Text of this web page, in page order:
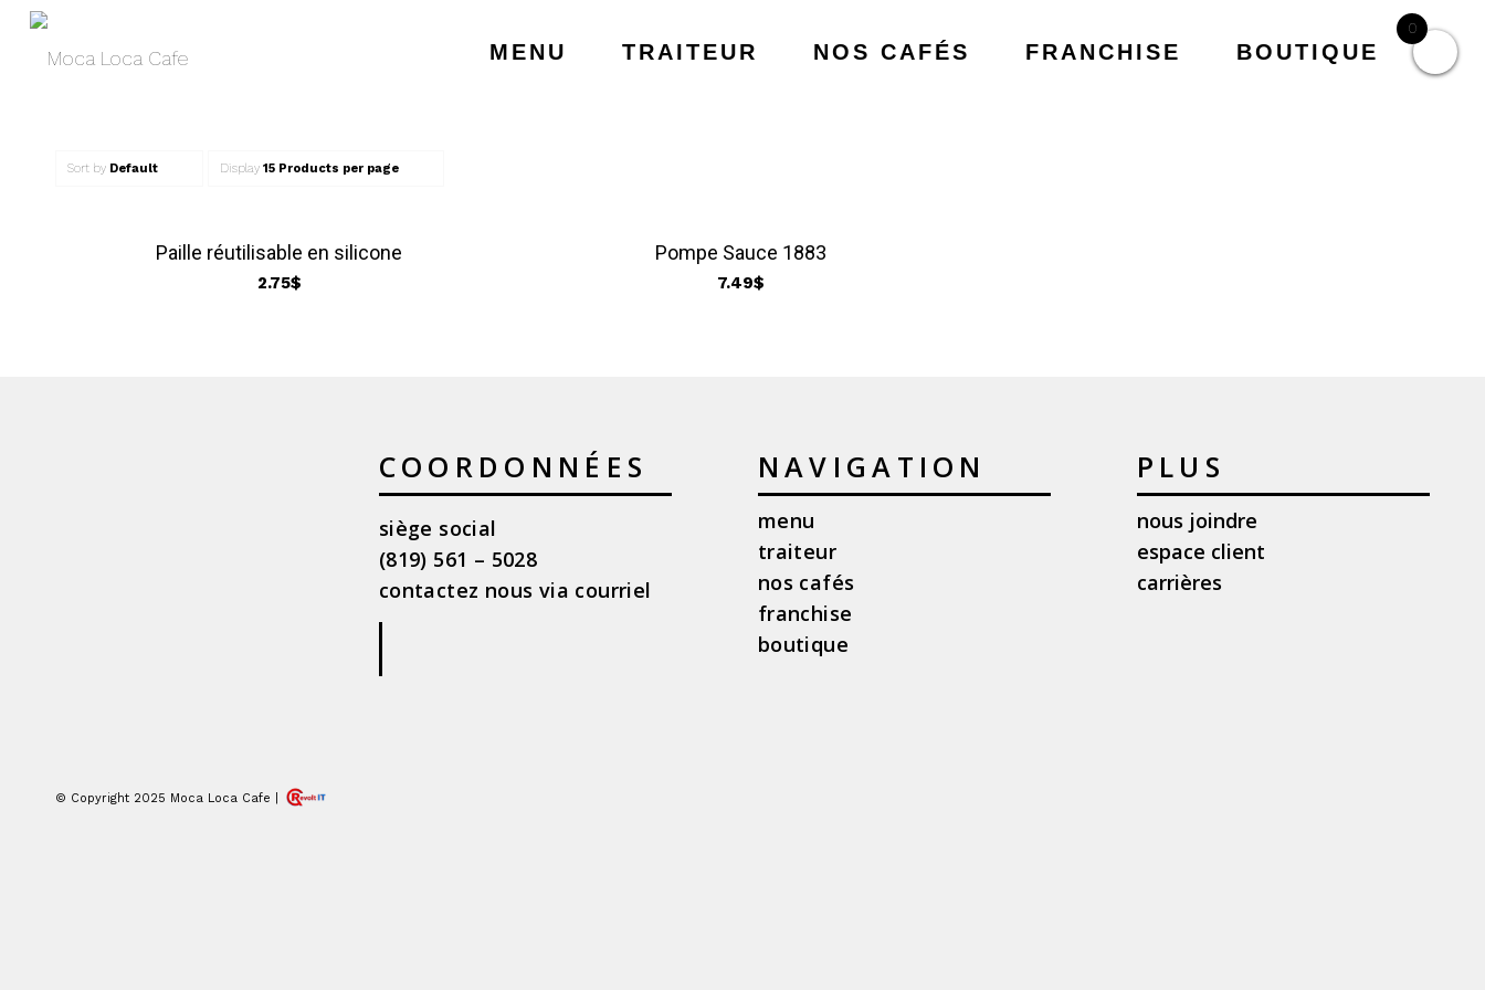
MENU TRAITEUR NOS CAFÉS FRANCHISE BOUTIQUE
Sort by Default Display 15 Products per page
Paille réutilisable en silicone
2.75$
Pompe Sauce 1883
7.49$
COORDONNÉES
siège social
(819) 561 – 5028
contactez nous via courriel
NAVIGATION
menu
traiteur
nos cafés
franchise
boutique
PLUS
nous joindre
espace client
carrières
© Copyright 2025 Moca Loca Cafe |
0